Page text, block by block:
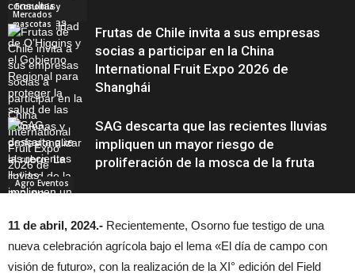
Economía y
Mercados
mascotas
Agro Eventos
Frutas de Chile invita a sus empresas
socias a participar en la China
International Fruit Expo 2026 de
Shanghái
Agricultura y
Producción
SAG descarta que las recientes lluvias
impliquen un mayor riesgo de
proliferación de la mosca de la fruta
11 de abril, 2024.- Recientemente, Osorno fue testigo de una
nueva celebración agrícola bajo el lema «El día de campo con
visión de futuro», con la realización de la XI° edición del Field